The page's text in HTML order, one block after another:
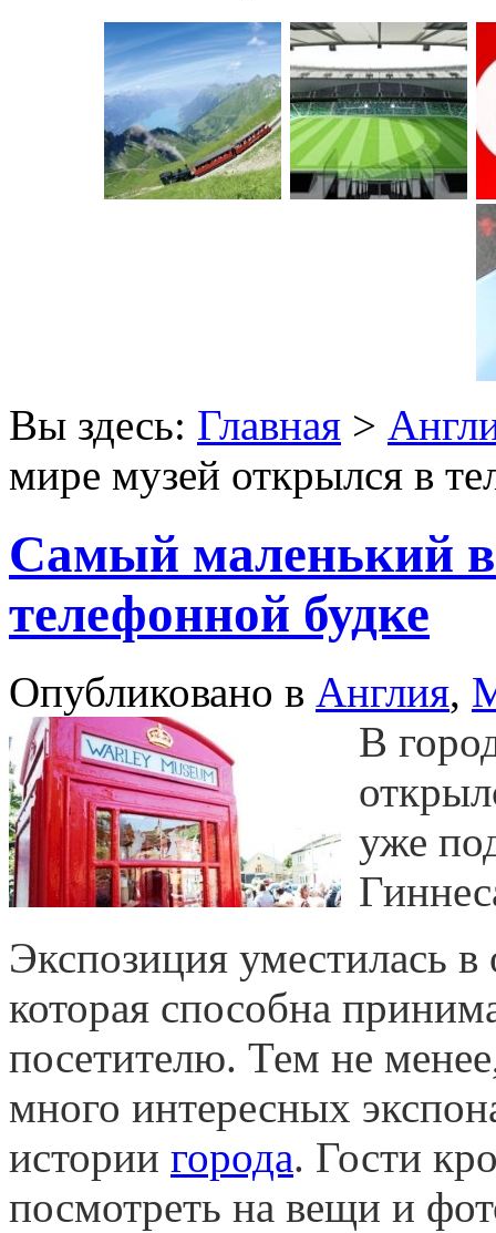
Вы здесь: Главная >
мире музей открылся в
Самый маленький
телефонной будке
Опубликовано в Англия,
В
уже
Экспозиция уместилась
которая способна
посетителю. Тем не
много интересных
истории города. Гости
посмотреть на вещи и